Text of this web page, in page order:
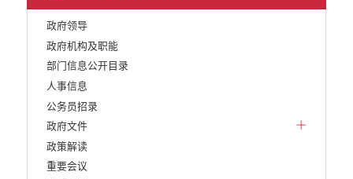
政府领导
政府机构及职能
部门信息公开目录
人事信息
公务员招录
政府文件
政策解读
重要会议